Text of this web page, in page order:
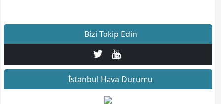
Bizi Takip Edin
İstanbul Hava Durumu